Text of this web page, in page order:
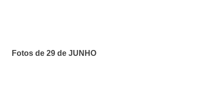
Fotos de 29 de JUNHO